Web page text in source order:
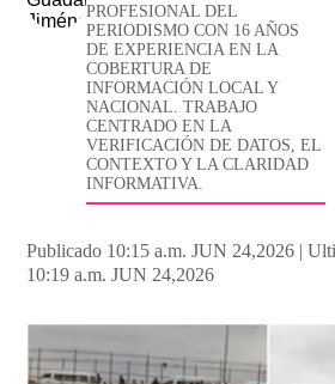
PROFESIONAL DEL
PERIODISMO CON 16 AÑOS
DE EXPERIENCIA EN LA
COBERTURA DE
INFORMACIÓN LOCAL Y
NACIONAL. TRABAJO
CENTRADO EN LA
VERIFICACIÓN DE DATOS, EL
CONTEXTO Y LA CLARIDAD
INFORMATIVA.
Publicado 10:15 a.m. JUN 24,2026 |
10:19 a.m. JUN 24,2026